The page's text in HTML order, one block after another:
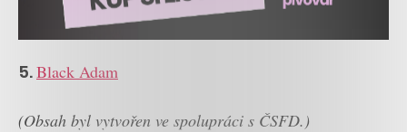
5.Black Adam
(Obsah byl vytvořen ve spolupráci s ČSFD.)